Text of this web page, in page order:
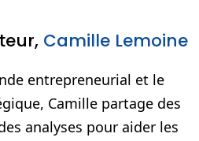
Camille Lemoine
entrepreneurial et le
Camille partage des
analyses pour aider les